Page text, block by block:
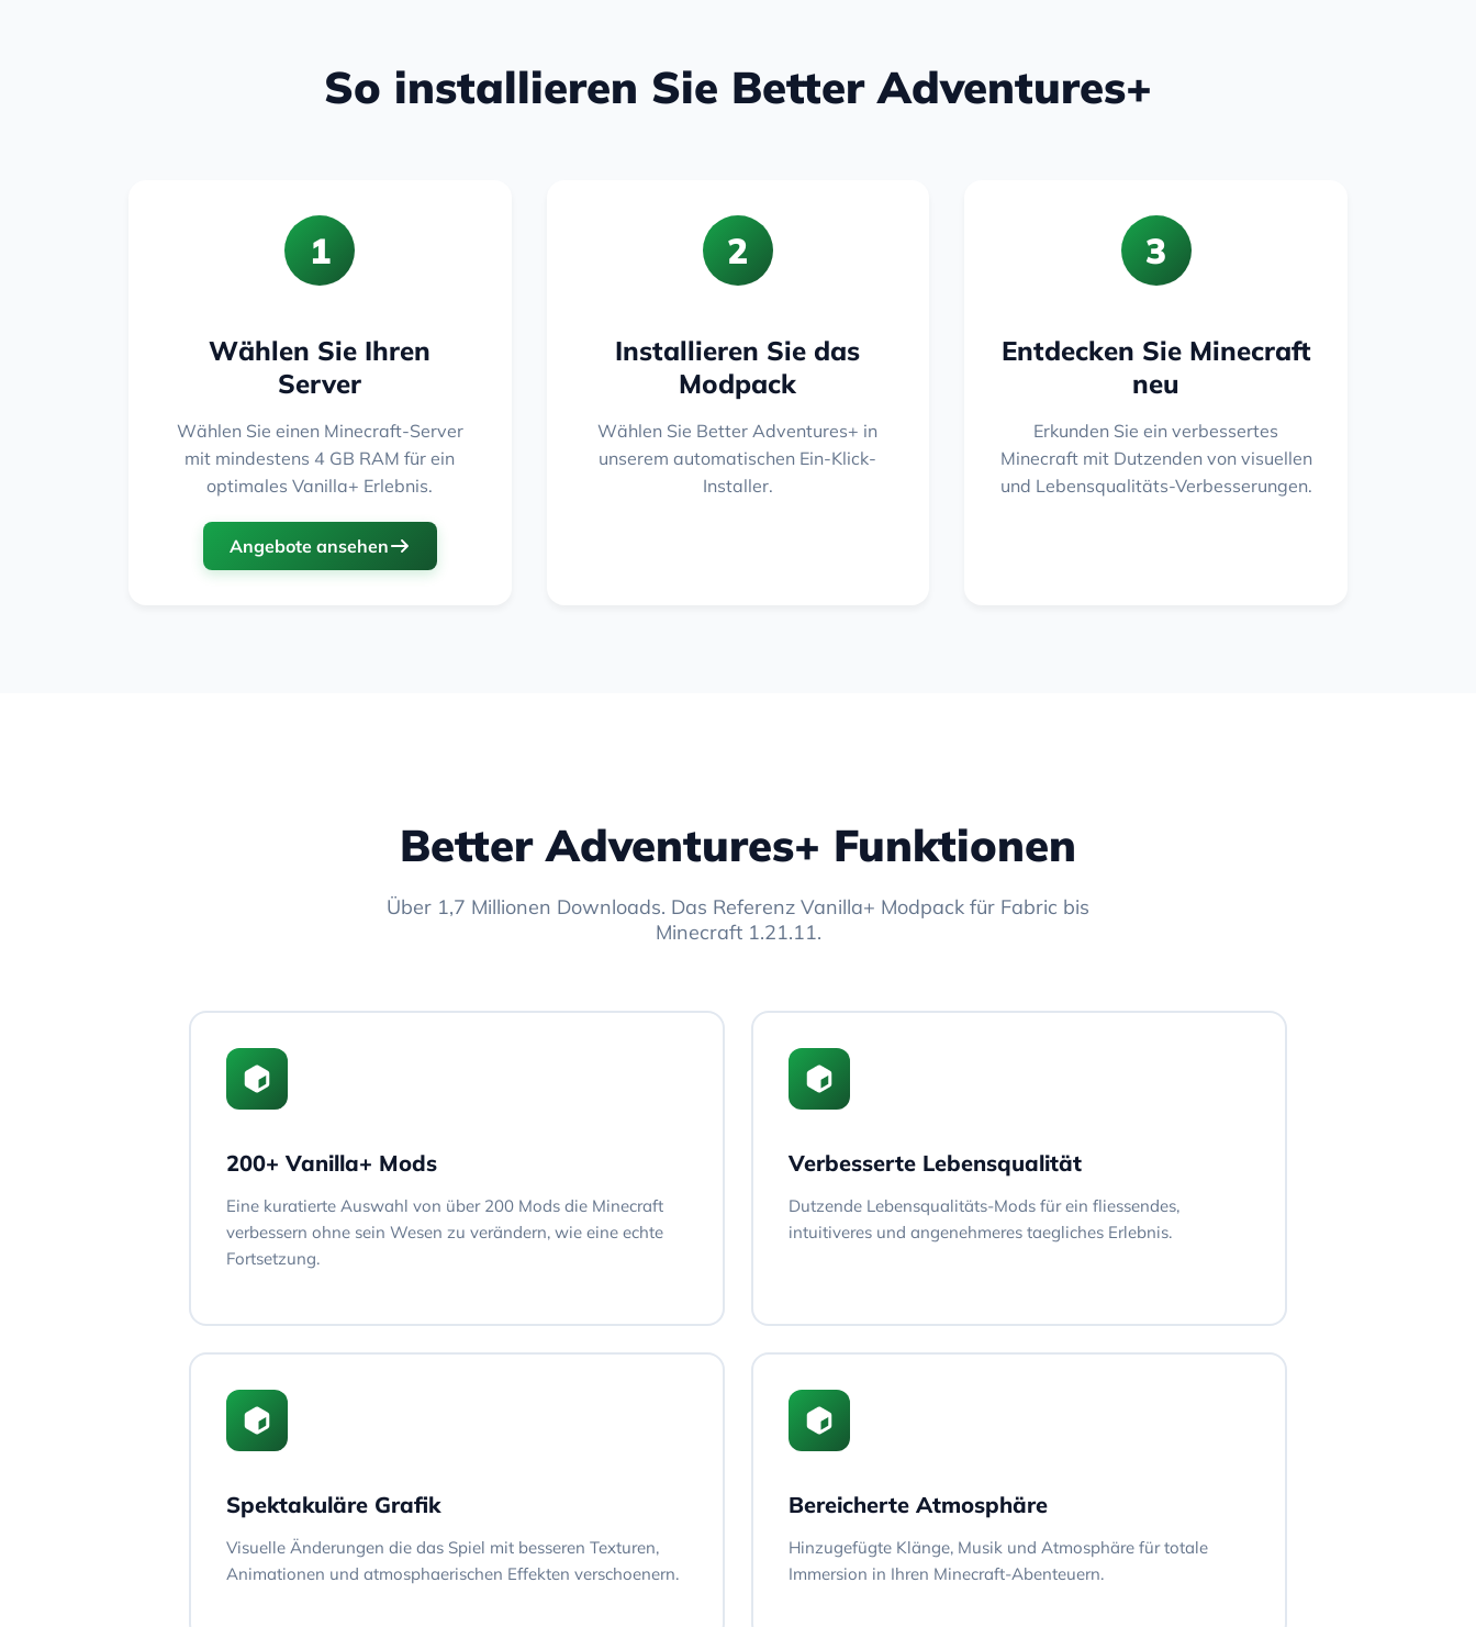
So installieren Sie Better Adventures+
1
Wählen Sie Ihren
Server
Wählen Sie einen Minecraft-Server
mit mindestens 4 GB RAM für ein
optimales Vanilla+ Erlebnis.
Angebote ansehen
2
Installieren Sie das
Modpack
Wählen Sie Better Adventures+ in
unserem automatischen Ein-Klick-
Installer.
3
Entdecken Sie Minecraft
neu
Erkunden Sie ein verbessertes
Minecraft mit Dutzenden von visuellen
und Lebensqualitäts-Verbesserungen.
Better Adventures+ Funktionen
Über 1,7 Millionen Downloads. Das Referenz Vanilla+ Modpack für Fabric bis
Minecraft 1.21.11.
200+ Vanilla+ Mods
Eine kuratierte Auswahl von über 200 Mods die Minecraft
verbessern ohne sein Wesen zu verändern, wie eine echte
Fortsetzung.
Verbesserte Lebensqualität
Dutzende Lebensqualitäts-Mods für ein fliessendes,
intuitiveres und angenehmeres taegliches Erlebnis.
Spektakuläre Grafik
Visuelle Änderungen die das Spiel mit besseren Texturen,
Animationen und atmosphaerischen Effekten verschoenern.
Bereicherte Atmosphäre
Hinzugefügte Klänge, Musik und Atmosphäre für totale
Immersion in Ihren Minecraft-Abenteuern.